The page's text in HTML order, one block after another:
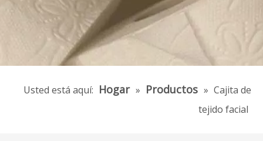
Usted está aquí: Hogar » Productos » Cajita de
tejido facial